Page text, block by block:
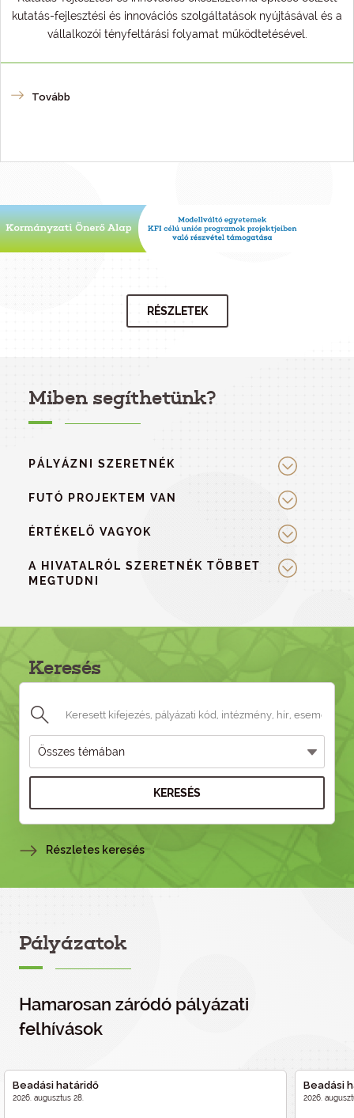
kutatás-fejlesztési és innovációs szolgáltatások nyújtásával és a
vállalkozói tényfeltárási folyamat működtetésével.
Tovább
RÉSZLETEK
Miben segíthetünk?
PÁLYÁZNI SZERETNÉK
FUTÓ PROJEKTEM VAN
ÉRTÉKELŐ VAGYOK
A HIVATALRÓL SZERETNÉK TÖBBET
MEGTUDNI
Keresés
KERESÉS
Részletes keresés
Pályázatok
Hamarosan záródó pályázati
felhívások
Beadási határidő
2026. augusztus 28.
Beadási
2026.